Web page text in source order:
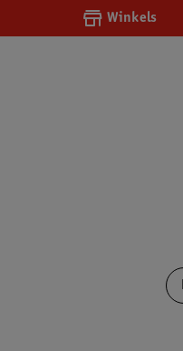
Winkels